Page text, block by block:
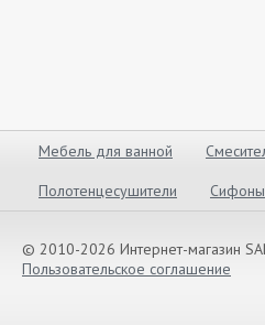
Мебель для ванной
Полотенцесушители
Сифоны
© 2010-2026 Интернет-магазин
Пользовательское соглашение